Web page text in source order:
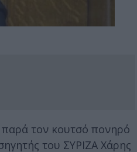
παρά τον κουτσό πονηρό
του ΣΥΡΙΖΑ Χάρης